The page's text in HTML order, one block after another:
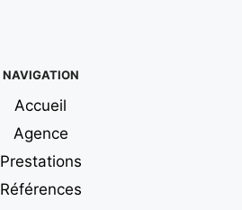
NAVIGATION
Accueil
Agence
Prestations
Références